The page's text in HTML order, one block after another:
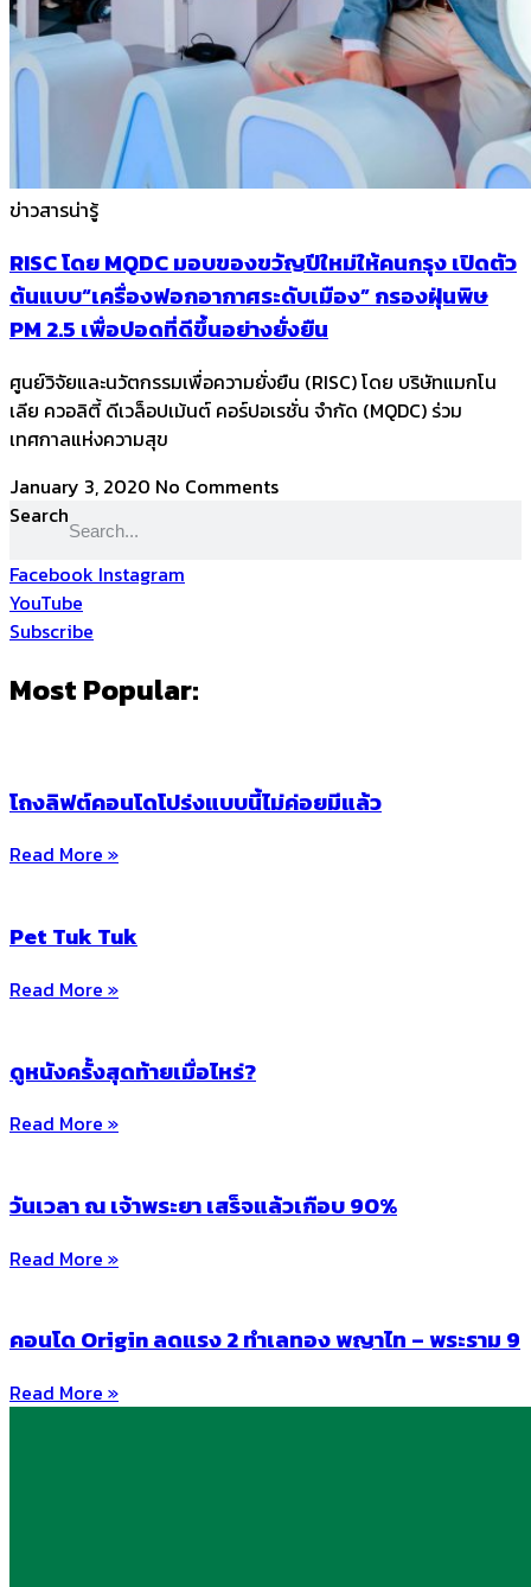
ข่าวสารน่ารู้
RISC โดย MQDC มอบของขวัญปีใหม่ให้คนกรุง เปิดตัว
ต้นแบบ“เครื่องฟอกอากาศระดับเมือง” กรองฝุ่นพิษ
PM 2.5 เพื่อปอดที่ดีขึ้นอย่างยั่งยืน
ศูนย์วิจัยและนวัตกรรมเพื่อความยั่งยืน (RISC) โดย บริษัทแมกโน
เลีย ควอลิตี้ ดีเวล็อปเม้นต์ คอร์ปอเรชั่น จำกัด (MQDC) ร่วม
เทศกาลแห่งความสุข
January 3, 2020 No Comments
Search
Facebook Instagram
YouTube
Subscribe
Most Popular:
โถงลิฟต์คอนโดโปร่งแบบนี้ไม่ค่อยมีแล้ว
Read More »
Pet Tuk Tuk
Read More »
ดูหนังครั้งสุดท้ายเมื่อไหร่?
Read More »
วันเวลา ณ เจ้าพระยา เสร็จแล้วเกือบ 90%
Read More »
คอนโด Origin ลดแรง 2 ทำเลทอง พญาไท – พระราม 9
Read More »